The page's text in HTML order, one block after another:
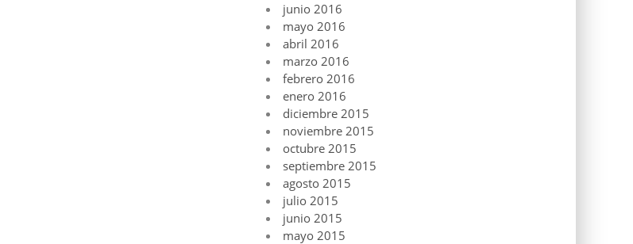
junio 2016
mayo 2016
abril 2016
marzo 2016
febrero 2016
enero 2016
diciembre 2015
noviembre 2015
octubre 2015
septiembre 2015
agosto 2015
julio 2015
junio 2015
mayo 2015